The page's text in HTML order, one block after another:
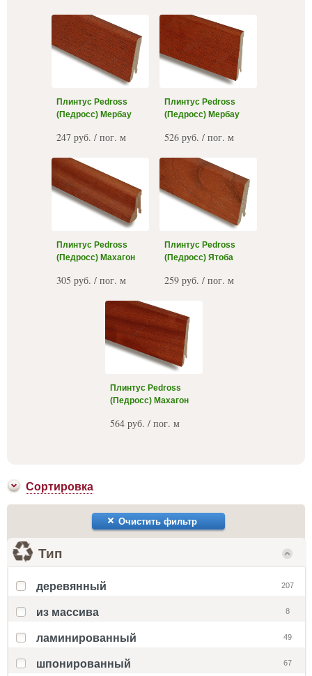
Плинтус Pedross
(Педросс) Мербау
247 руб. / пог. м
Плинтус Pedross
(Педросс) Мербау
526 руб. / пог. м
Плинтус Pedross
(Педросс) Махагон
305 руб. / пог. м
Плинтус Pedross
(Педросс) Ятоба
259 руб. / пог. м
Плинтус Pedross
(Педросс) Махагон
564 руб. / пог. м
Сортировка
Очистить фильтр
Тип
деревянный 207
из массива 8
ламинированный 49
шпонированный 67